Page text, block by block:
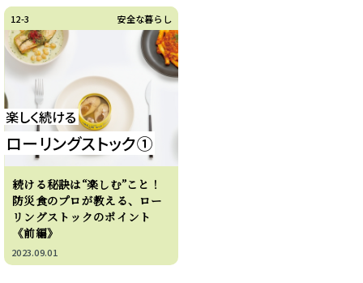
12-3 安全な暮らし
楽しく続ける
ローリングストック①
続ける秘訣は“楽しむ”こと！
防災食のプロが教える、ロー
リングストックのポイント
《前編》
2023.09.01